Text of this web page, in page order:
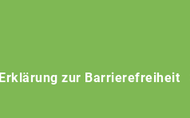
Erklärung zur Barrierefreiheit